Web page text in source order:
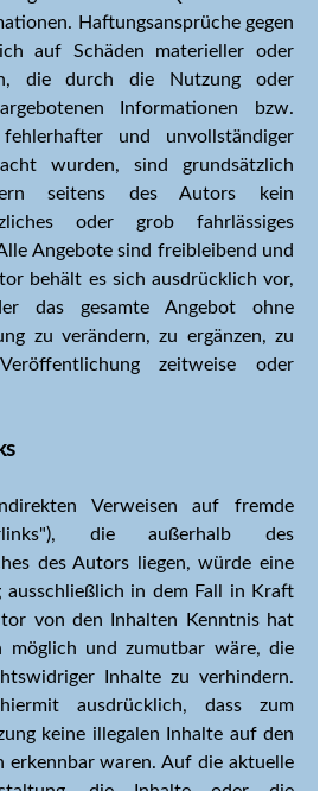
Haftungsansprüche gegen
auf Schäden materieller oder
die durch die Nutzung oder
Informationen bzw.
und unvollständiger
wurden, sind grundsätzlich
seitens des Autors kein
oder grob fahrlässiges
Angebote sind freibleibend und
behält es sich ausdrücklich vor,
das gesamte Angebot ohne
zu verändern, zu ergänzen, zu
zeitweise oder
Verweisen auf fremde
die außerhalb des
des Autors liegen, würde eine
ausschließlich in dem Fall in Kraft
von den Inhalten Kenntnis hat
möglich und zumutbar wäre, die
Inhalte zu verhindern.
ausdrücklich, dass zum
keine illegalen Inhalte auf den
erkennbar waren. Auf die aktuelle